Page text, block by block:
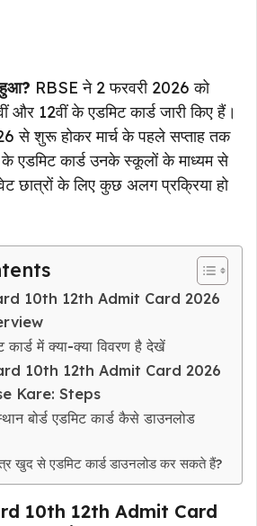
हुआ? RBSE ने 2 फरवरी 2026 को
12वीं के एडमिट कार्ड जारी किए हैं।
से शुरू होकर मार्च के पहले सप्ताह तक
के एडमिट कार्ड उनके स्कूलों के माध्यम से
छात्रों के लिए कुछ अलग प्रक्रिया हो
10th 12th Admit Card 2026
कार्ड में क्या-क्या विवरण है देखें
10th 12th Admit Card 2026
Kare: Steps
बोर्ड एडमिट कार्ड कैसे डाउनलोड
खुद से एडमिट कार्ड डाउनलोड कर सकते हैं?
10th 12th Admit Card